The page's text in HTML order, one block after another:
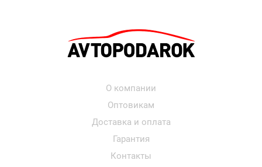
О компании
Оптовикам
Доставка и оплата
Гарантия
Контакты